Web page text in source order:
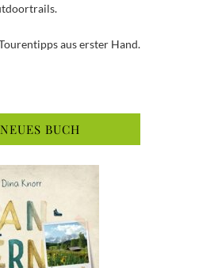
aus erster Hand.
BUCH